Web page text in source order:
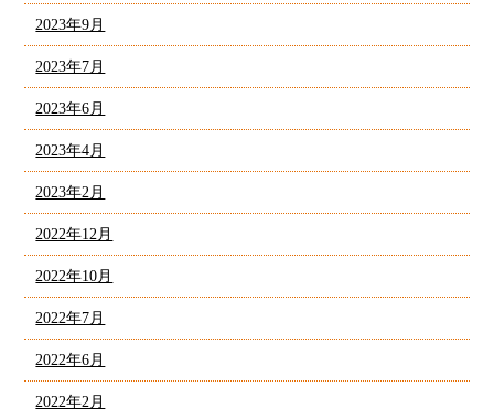
2023年9月
2023年7月
2023年6月
2023年4月
2023年2月
2022年12月
2022年10月
2022年7月
2022年6月
2022年2月